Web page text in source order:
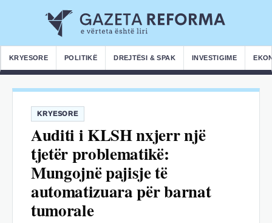
KRYESORE POLITIKË DREJTËSI & SPAK INVESTIGIME
KRYESORE
Auditi i KLSH nxjerr një
tjetër problematikë:
Mungojnë pajisje të
automatizuara për barnat
tumorale